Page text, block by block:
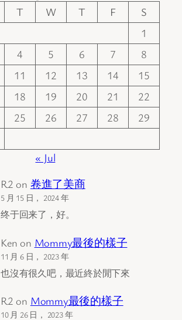
T W T F
S
1
4 5 6 7
8
11 12 13 14
15
18 19 20 21
22
25 26 27 28
29
« Jul
R2 on 卷進了美商
5 月 15 日， 2024 年
终于回来了，好。
Ken on Mommy最後的樣子
11 月 6 日， 2023 年
也沒有很久吧，最近終於閒下來
R2 on Mommy最後的樣子
10 月 26 日， 2023 年